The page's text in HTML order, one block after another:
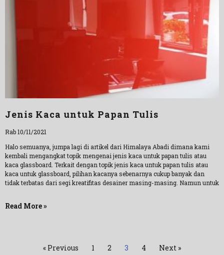
Jenis Kaca untuk Papan Tulis
Rab 10/11/2021
Halo semuanya, jumpa lagi di artikel dari Himalaya Abadi dimana kami
kembali mengangkat topik mengenai jenis kaca untuk papan tulis atau
kaca glassboard. Terkait dengan topik jenis kaca untuk papan tulis atau
kaca untuk glassboard, pilihan kacanya sebenarnya cukup banyak dan
tidak terbatas dari segi kreatifitas desainer masing-masing. Namun untuk
Read More »
« Previous 1 2 3 4 Next »